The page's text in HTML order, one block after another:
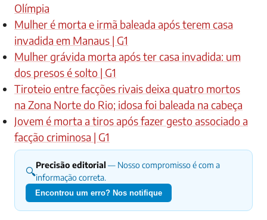
Olímpia
Mulher é morta e irmã baleada após terem casa
invadida em Manaus | G1
Mulher grávida morta após ter casa invadida: um
dos presos é solto | G1
Tiroteio entre facções rivais deixa quatro mortos
na Zona Norte do Rio; idosa foi baleada na cabeça
Jovem é morta a tiros após fazer gesto associado a
facção criminosa | G1
🔍Precisão editorial — Nosso compromisso é com a
informação correta.
Encontrou um erro? Nos notifique